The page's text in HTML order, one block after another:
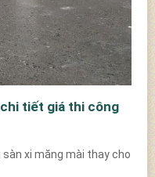
chi tiết giá thi công
sàn xi măng mài thay cho